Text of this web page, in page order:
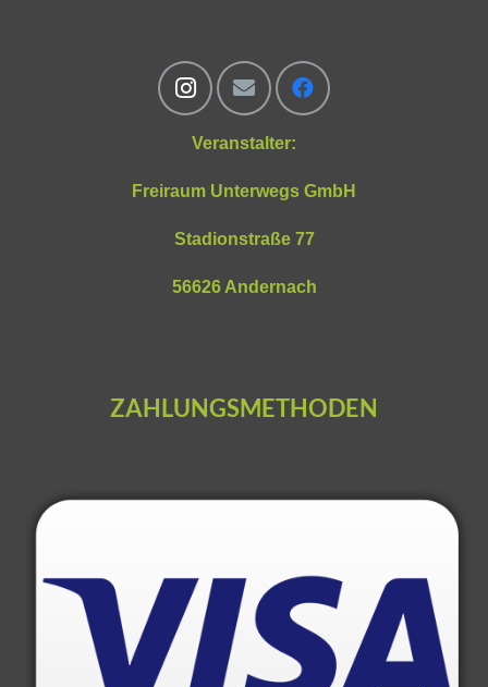
Veranstalter:
Freiraum Unterwegs GmbH
Stadionstraße 77
56626 Andernach
ZAHLUNGSMETHODEN